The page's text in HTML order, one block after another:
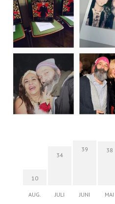
10
AUG.
34
JULI
39
JUNI
38
MAI